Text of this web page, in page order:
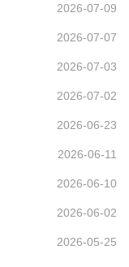
2026-07-09
2026-07-07
2026-07-03
2026-07-02
2026-06-23
2026-06-11
2026-06-10
2026-06-02
2026-05-25